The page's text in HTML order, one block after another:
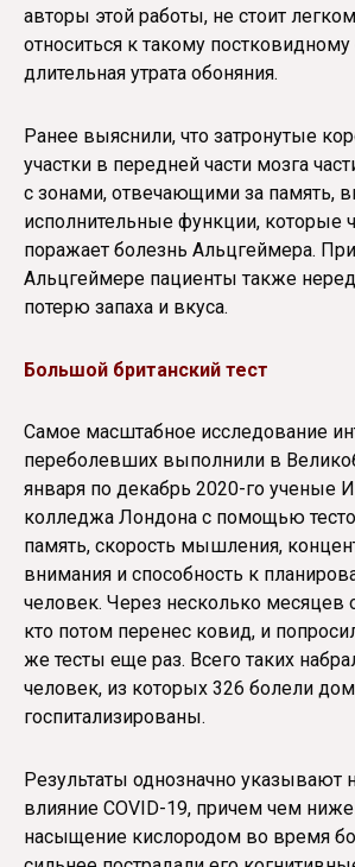
авторы этой работы, не стоит
относиться к такому
длительная утрата обоняния.
Ранее выяснили, что затронутые
участки в передней части мозга
с зонами, отвечающими за память,
исполнительные функции, которые
поражает болезнь Альцгеймера.
Альцгеймере пациенты также
потерю запаха и вкуса.
Большой британский тест
Самое масштабное исследование
переболевших выполнили в
января по декабрь 2020-го ученые
колледжа Лондона с помощью
память, скорость мышления,
внимания и способность к
человек. Через несколько месяцев
кто потом перенес ковид, и
же тесты еще раз. Всего таких
человек, из которых 326 болели
госпитализированы.
Результаты однозначно указывают
влияние COVID-19, причем чем
насыщение кислородом во время